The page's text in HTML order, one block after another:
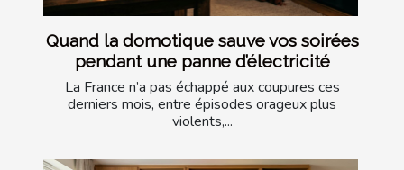
Quand la domotique sauve vos soirées
pendant une panne d’électricité
La France n’a pas échappé aux coupures ces
derniers mois, entre épisodes orageux plus
violents,...